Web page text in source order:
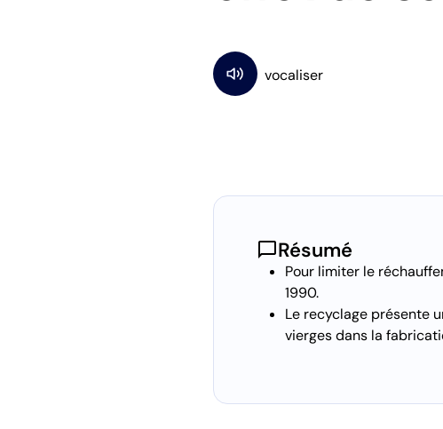
chat_bubbleRésumé
Pour limiter le
1990.
Le recyclage présente
vierges dans la